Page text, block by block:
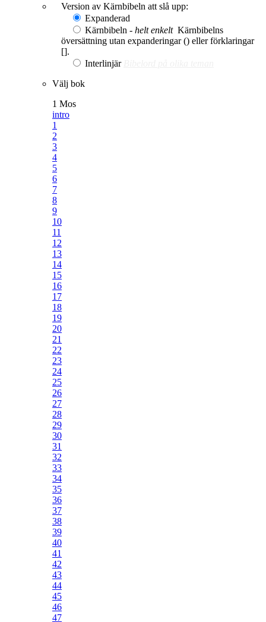
Version av Kärnbibeln att slå upp:
Expanderad
Kärnbibeln - helt enkelt Kärnbibelns
översättning utan expanderingar () eller förklaringar
[].
Interlinjär
Välj bok
1 Mos
intro
1
2
3
4
5
6
7
8
9
10
11
12
13
14
15
16
17
18
19
20
21
22
23
24
25
26
27
28
29
30
31
32
33
34
35
36
37
38
39
40
41
42
43
44
45
46
47